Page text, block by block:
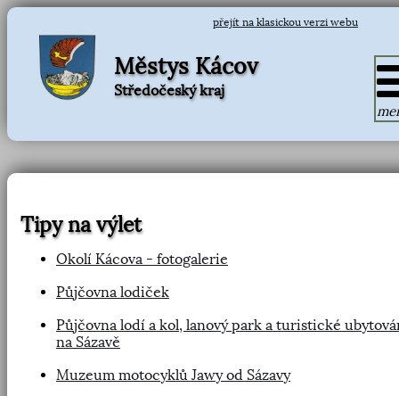
přejít na klasickou verzi webu
Městys Kácov
Středočeský kraj
Tipy na výlet
Okolí Kácova - fotogalerie
Půjčovna lodiček
Půjčovna lodí a kol, lanový park a turistické
na Sázavě
Muzeum motocyklů Jawy od Sázavy